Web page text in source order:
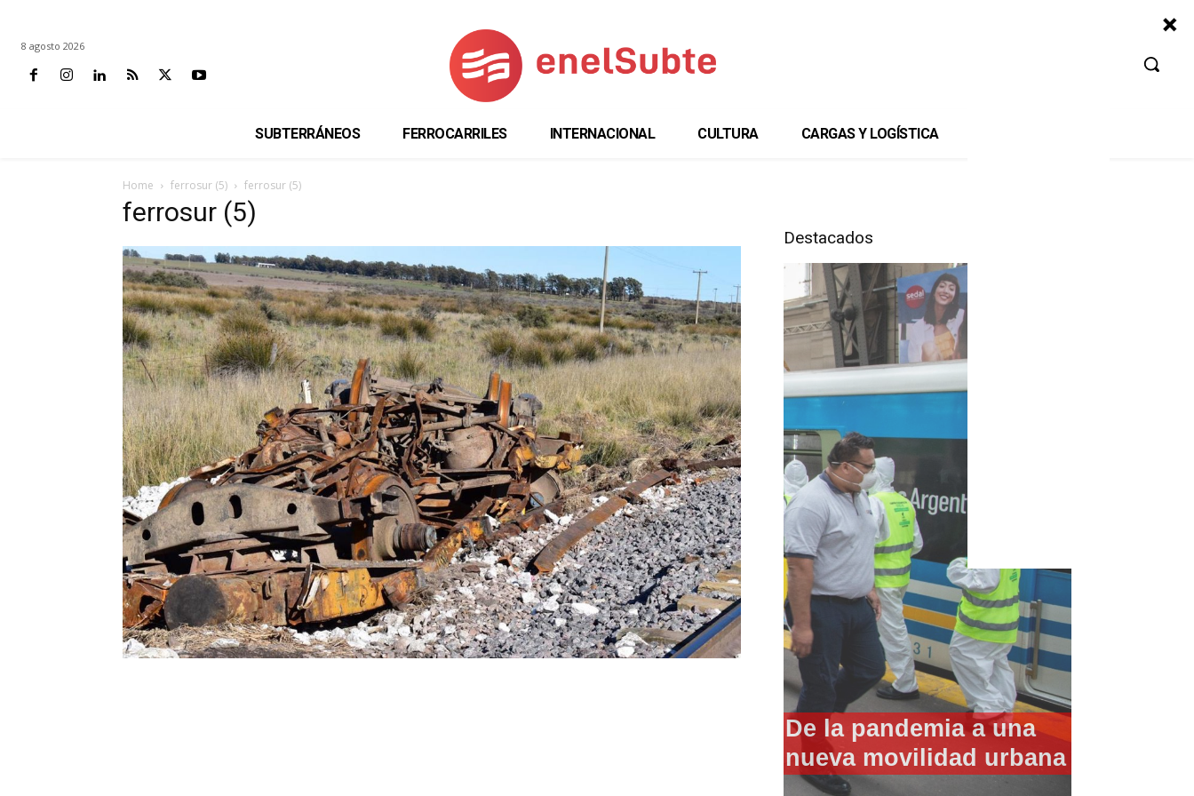
8 agosto 2026
SUBTERRÁNEOS FERROCARRILES INTERNACIONAL CULTURA CARGAS Y LOGÍSTICA
Home ferrosur (5) ferrosur (5)
ferrosur (5)
Destacados
La increíble historia de los
trenes argentinos que
terminaron en la Unión
Soviética